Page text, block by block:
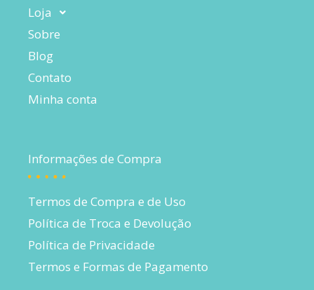
Loja
Sobre
Blog
Contato
Minha conta
Informações de Compra
Termos de Compra e de Uso
Política de Troca e Devolução
Política de Privacidade
Termos e Formas de Pagamento